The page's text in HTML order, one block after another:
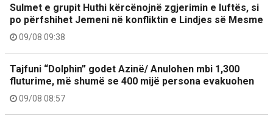
Sulmet e grupit Huthi kërcënojnë zgjerimin e luftës, si
po përfshihet Jemeni në konfliktin e Lindjes së Mesme
09/08 09:38
Tajfuni “Dolphin” godet Azinë/ Anulohen mbi 1,300
fluturime, më shumë se 400 mijë persona evakuohen
09/08 08:57